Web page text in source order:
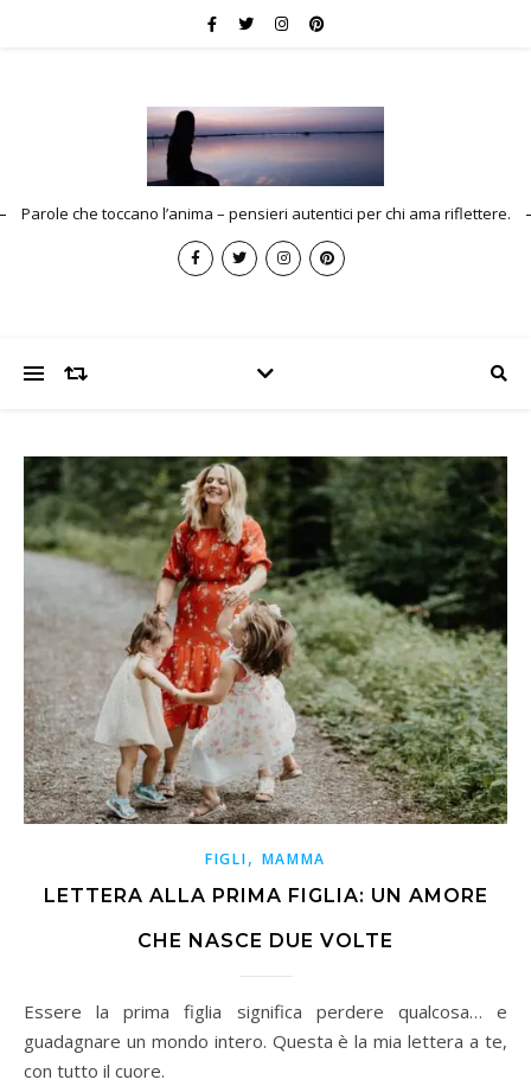
Parole che toccano l’anima – pensieri autentici per chi ama riflettere.
FIGLI, MAMMA
LETTERA ALLA PRIMA FIGLIA: UN AMORE
CHE NASCE DUE VOLTE
Essere la prima figlia significa perdere qualcosa… e
guadagnare un mondo intero. Questa è la mia lettera a te,
con tutto il cuore.